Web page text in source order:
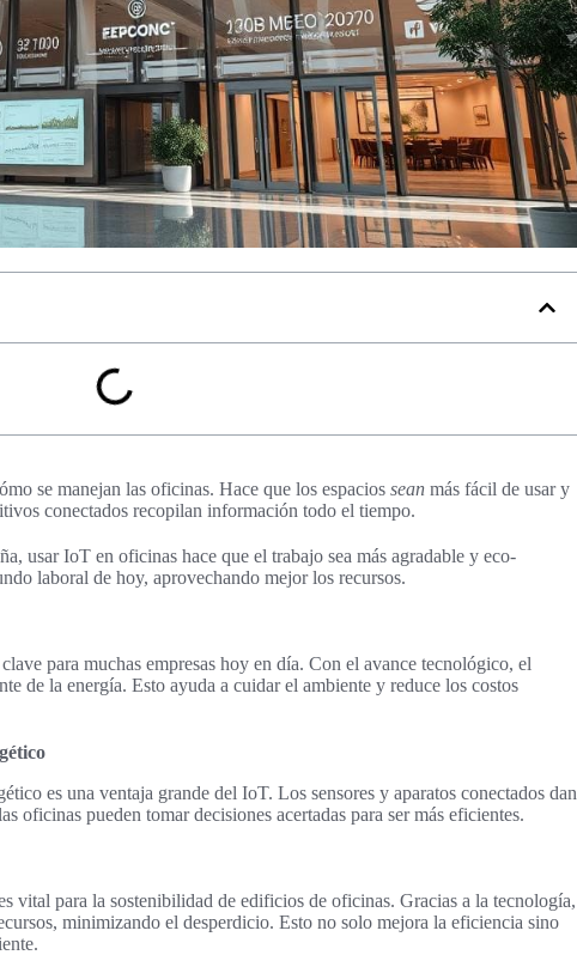
se manejan las oficinas. Hace que los espacios sean más fácil de usar y
conectados recopilan información todo el tiempo.
usar IoT en oficinas hace que el trabajo sea más agradable y eco-
laboral de hoy, aprovechando mejor los recursos.
para muchas empresas hoy en día. Con el avance tecnológico, el
de la energía. Esto ayuda a cuidar el ambiente y reduce los costos
es una ventaja grande del IoT. Los sensores y aparatos conectados dan
oficinas pueden tomar decisiones acertadas para ser más eficientes.
vital para la sostenibilidad de edificios de oficinas. Gracias a la tecnología,
minimizando el desperdicio. Esto no solo mejora la eficiencia sino